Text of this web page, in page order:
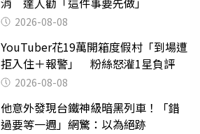
2026-08-08
YouTuber花19萬開箱度假村「到場遭
拒入住＋報警」 粉絲怒灌1星負評
2026-08-08
他意外發現台鐵神級暗黑列車！「錯
過要等一週」網驚：以為絕跡